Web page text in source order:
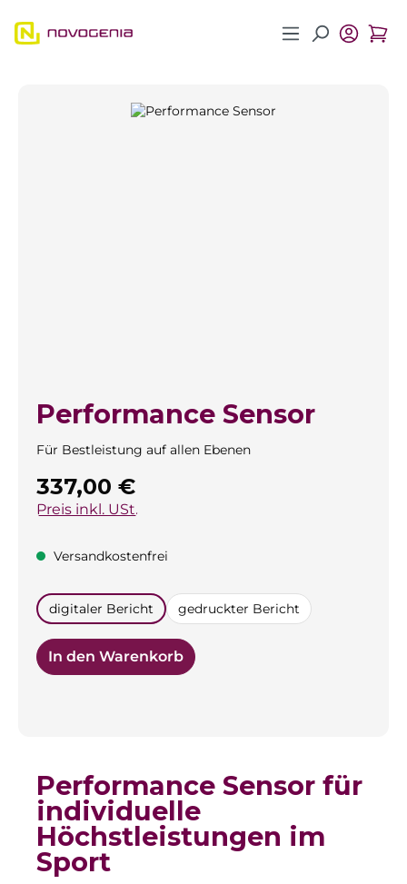
Zum Hauptinhalt springen
Bildergalerie überspringen
Performance Sensor
Für Bestleistung auf allen Ebenen
Regulärer Preis:
337,00 €
Preis inkl. USt.
Versandkostenfrei
auswählen
digitaler Bericht gedruckter Bericht
In den Warenkorb
Performance Sensor für
individuelle
Höchstleistungen im
Sport